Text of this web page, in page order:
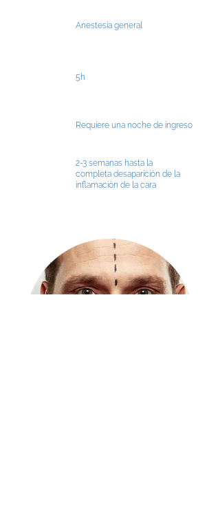
Anestesia general
5h
Requiere una noche de ingreso
2-3 semanas hasta la
completa desaparición de la
inflamación de la cara